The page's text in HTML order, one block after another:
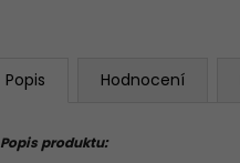
Popis Hodnocení
Popis produktu: